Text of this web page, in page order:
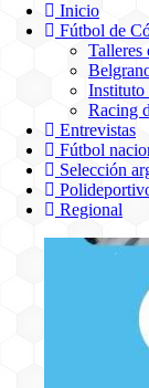
Inicio
Fútbol de
Talleres
Instituto
Racing
Entrevistas
Fútbol
Selección
Regional